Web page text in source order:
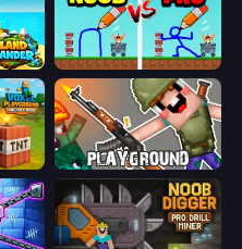
DOP Noob: Draw to Save
Voxel Playground: Ragdoll Noob Playground